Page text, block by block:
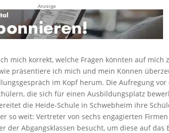
Anzeige
mich korrekt, welche Fragen könnten auf mich
präsentiere ich mich und mein Können
im Kopf herum. Die Aufregung vor
die sich für einen Ausbildungsplatz
die Heide-Schule in Schwebheim ihre
so weit: Vertreter von sechs engagierten
der Abgangsklassen besucht, um diese auf das